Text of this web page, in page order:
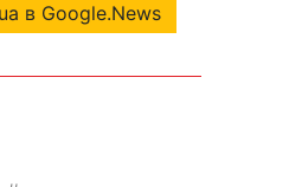
в Google.News